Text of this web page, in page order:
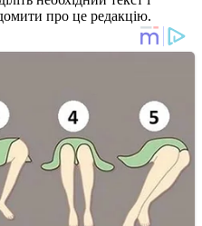
про це редакцію.